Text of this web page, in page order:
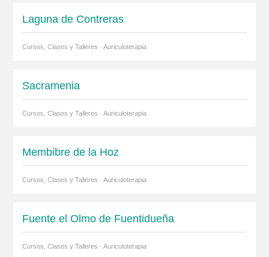
Laguna de Contreras
Cursos, Clases y Talleres · Auriculoterapia
Sacramenia
Cursos, Clases y Talleres · Auriculoterapia
Membibre de la Hoz
Cursos, Clases y Talleres · Auriculoterapia
Fuente el Olmo de Fuentidueña
Cursos, Clases y Talleres · Auriculoterapia